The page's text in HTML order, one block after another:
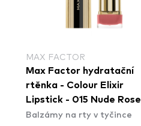
MAX FACTOR
Max Factor hydratační
rtěnka - Colour Elixir
Lipstick - 015 Nude Rose
Balzámy na rty v tyčince